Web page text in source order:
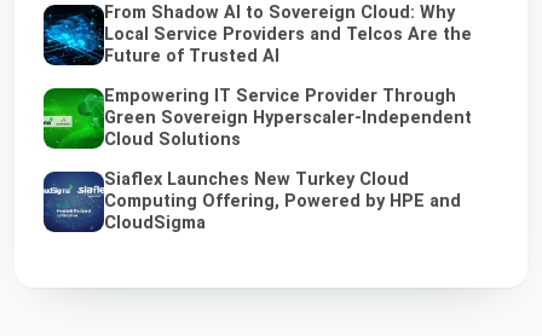
From Shadow AI to Sovereign Cloud: Why
Local Service Providers and Telcos Are the
Future of Trusted AI
Empowering IT Service Provider Through
Green Sovereign Hyperscaler-Independent
Cloud Solutions
Siaflex Launches New Turkey Cloud
Computing Offering, Powered by HPE and
CloudSigma